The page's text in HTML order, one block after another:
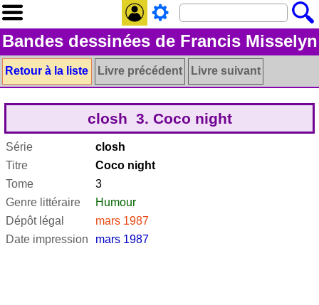
Bandes dessinées de Francis Misselyn
Retour à la liste Livre précédent Livre suivant
closh 3. Coco night
Série
closh
Titre
Coco night
Tome
3
Genre littéraire
Humour
Dépôt légal
mars 1987
Date impression
mars 1987